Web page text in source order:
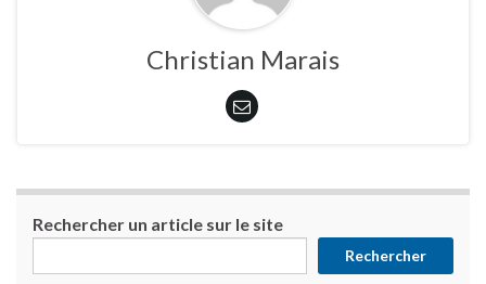
Christian Marais
Rechercher un article sur le site
Rechercher